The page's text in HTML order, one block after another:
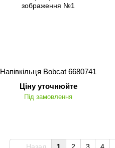
Напівкільця Bobcat 6680741
Ціну уточнюйте
Під замовлення